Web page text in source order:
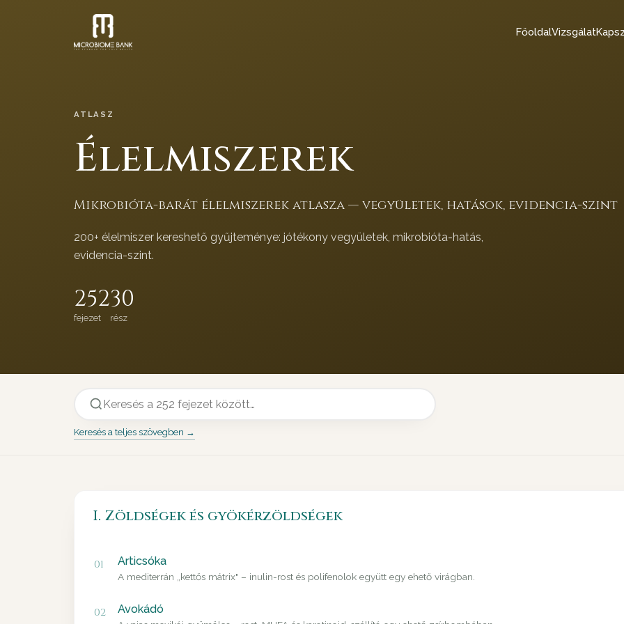
FőoldalVizsgálat
ATLASZ
Élelmiszerek
Mikrobióta-barát élelmiszerek atlasza — vegyületek, hatások, evidencia-szint
200+ élelmiszer kereshető gyűjteménye: jótékony vegyületek, mikrobióta-hatás,
evidencia-szint.
252
fejezet
30
rész
Keresés a teljes szövegben →
I. Zöldségek és gyökérzöldségek
01 Articsóka
A mediterrán „kettős mátrix" – inulin-rost és polifenolok együtt egy ehető virágban.
02 Avokádó